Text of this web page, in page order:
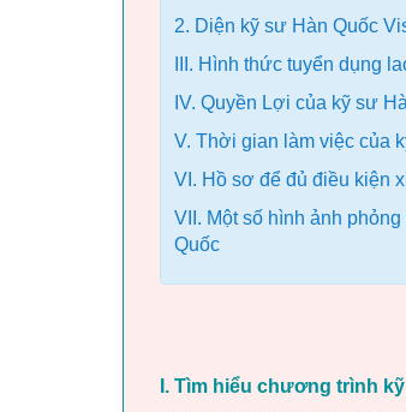
2. Diện kỹ sư Hàn Quốc
III. Hình thức tuyển dụng
IV. Quyền Lợi của kỹ sư
V. Thời gian làm việc của
VI. Hồ sơ để đủ điều kiện
VII. Một số hình ảnh
Quốc
I. Tìm hiểu chương trình